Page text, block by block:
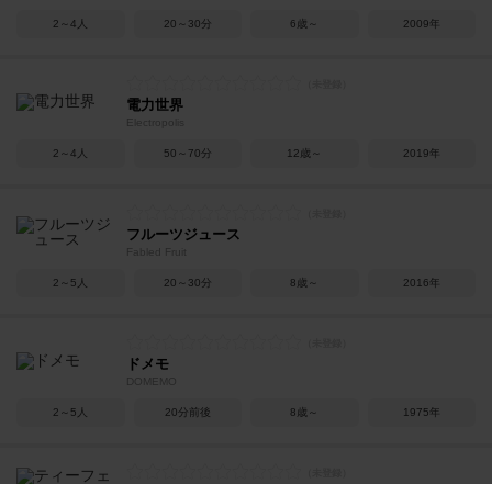
2～4人 20～30分 6歳～ 2009年
電力世界
Electropolis
2～4人 50～70分 12歳～ 2019年
フルーツジュース
Fabled Fruit
2～5人 20～30分 8歳～ 2016年
ドメモ
DOMEMO
2～5人 20分前後 8歳～ 1975年